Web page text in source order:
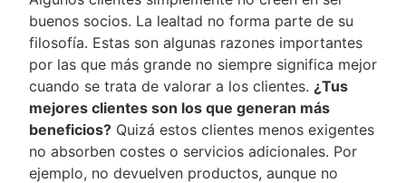
buenos socios. La lealtad no forma parte de su
filosofía. Estas son algunas razones importantes
por las que más grande no siempre significa mejor
cuando se trata de valorar a los clientes. ¿Tus
mejores clientes son los que generan más
beneficios? Quizá estos clientes menos exigentes
no absorben costes o servicios adicionales. Por
ejemplo, no devuelven productos, aunque no